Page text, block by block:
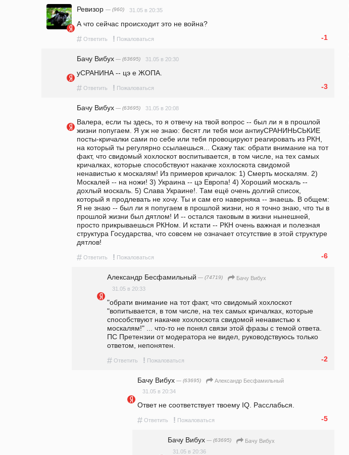
Ревизор — (960) 31.05 в 20:35
А что сейчас происходит это не война?
# Ответить ! Пожаловаться -1
Бачу Вибух — (63695) 31.05 в 20:30
уСРАНИНА -- цэ е ЖОПА.
# Ответить ! Пожаловаться -3
Бачу Вибух — (63695) 31.05 в 20:08
Валера, если ты здесь, то я отвечу на твой вопрос -- был ли я в прошлой
жизни попугаем. Я уж не знаю: бесят ли тебя мои антиуСРАНИНЬСЬКИЕ
посты-кричалки сами по себе или тебя провоцируют реагировать из РКН,
на который ты регулярно ссылаешься... Скажу так: обрати внимание на тот
факт, что свидомый хохлоскот воспитывается, в том числе, на тех самых
кричалках, которые способствуют накачке хохлоскота свидомой
ненавистью к москалям! Из примеров кричалок: 1) Смерть москалям. 2)
Москалей -- на ножи! 3) Украина -- цэ Европа! 4) Хороший москаль --
дохлый москаль. 5) Слава Украине!. Там ещё очень долгий список,
который я продлевать не хочу. Ты и сам его наверняка -- знаешь. В общем:
Я не знаю -- был ли я попугаем в прошлой жизни, но я точно знаю, что ты в
прошлой жизни был дятлом! И -- остался таковым в жизни нынешней,
просто прикрываешься РКНом. И кстати -- РКН очень важная и полезная
структура Государства, что совсем не означает отсутствие в этой структуре
дятлов!
# Ответить ! Пожаловаться -6
Александр Бесфамильный — (74719)
Бачу Вибух
31.05 в 20:33
"обрати внимание на тот факт, что свидомый хохлоскот
"вопитывается, в том числе, на тех самых кричалках, которые
способствуют накачке хохлоскота свидомой ненавистью к
москалям!" ... что-то не понял связи этой фразы с темой ответа.
ПС Претензии от модератора не видел, руководствуюсь только
ответом, непонятен.
# Ответить ! Пожаловаться -2
Бачу Вибух — (63695)
Александр Бесфамильный
31.05 в 20:34
Ответ не соответствует твоему IQ. Расслабься.
# Ответить ! Пожаловаться -5
Бачу Вибух — (63695)
Бачу Вибух
31.05 в 20:36